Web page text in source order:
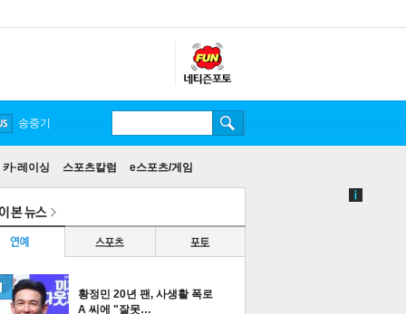
카·레이싱 스포츠칼럼 e스포츠/게임
송중기
황정민 20년 팬, 사생활 폭로
A 씨에 "잘못…